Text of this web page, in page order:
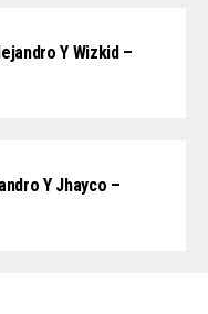
Y Wizkid –
Y Jhayco –